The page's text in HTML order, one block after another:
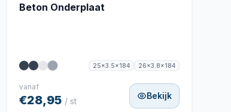
Beton Onderplaat
25x3.5x184 26x3.8x184
vanaf
€28,95 / st
Bekijk